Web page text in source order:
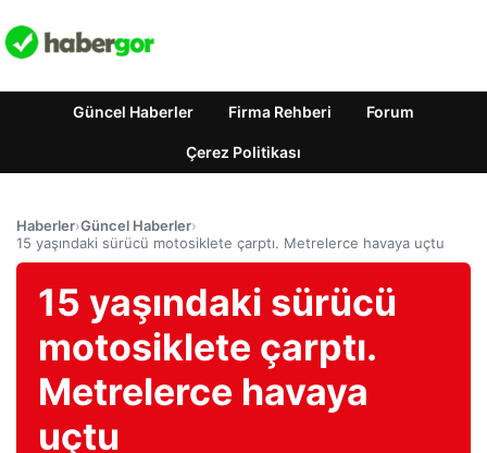
Güncel Haberler Firma Rehberi Forum
Çerez Politikası
Haberler›Güncel Haberler›
15 yaşındaki sürücü motosiklete çarptı. Metrelerce havaya uçtu
15 yaşındaki sürücü
motosiklete çarptı.
Metrelerce havaya
uçtu